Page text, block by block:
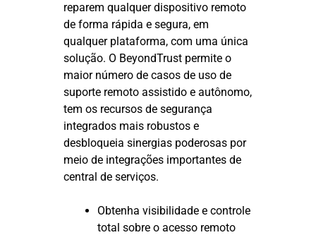
reparem qualquer dispositivo remoto
de forma rápida e segura, em
qualquer plataforma, com uma única
solução. O BeyondTrust permite o
maior número de casos de uso de
suporte remoto assistido e autônomo,
tem os recursos de segurança
integrados mais robustos e
desbloqueia sinergias poderosas por
meio de integrações importantes de
central de serviços.
Obtenha visibilidade e controle
total sobre o acesso remoto